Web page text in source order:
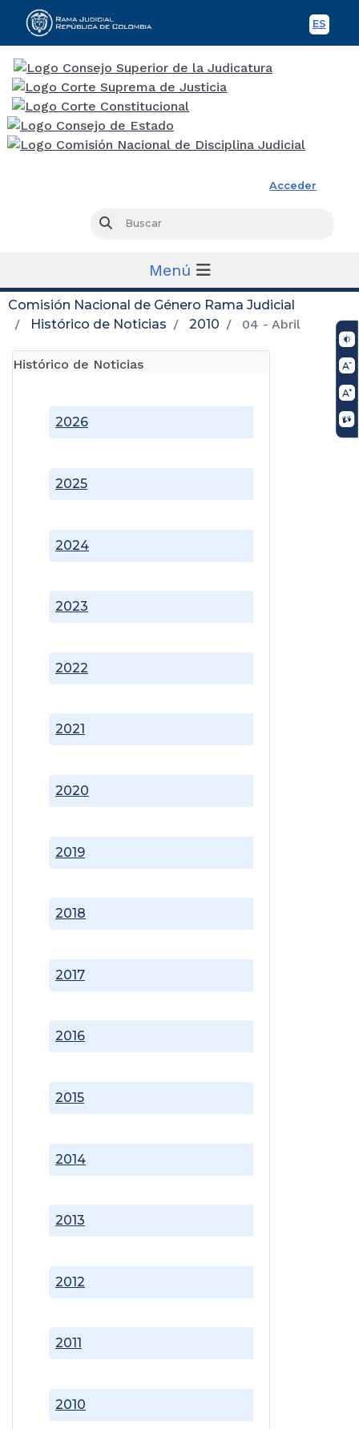
ES
Acceder
Buscar
Menú
Comisión Nacional de Género Rama Judicial
Histórico de Noticias
2010 04 - Abril
Histórico de Noticias
2010
2011
2012
2013
2014
2015
2016
2017
2018
2019
2020
2021
2022
2023
2024
2025
2026